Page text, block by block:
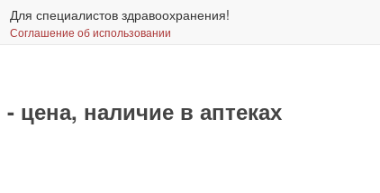
Для специалистов здравоохранения!
Соглашение об использовании
цена, наличие в аптеках